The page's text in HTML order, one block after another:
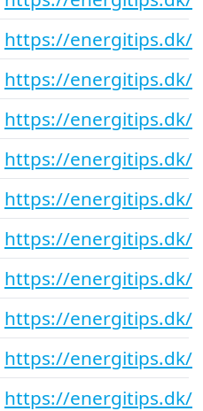
https://energitips.dk/
https://energitips.dk/
https://energitips.dk/
https://energitips.dk/
https://energitips.dk/
https://energitips.dk/
https://energitips.dk/
https://energitips.dk/
https://energitips.dk/
https://energitips.dk/